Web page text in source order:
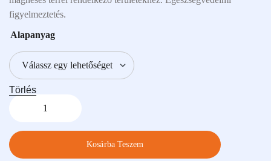
figyelmeztetés.
Alapanyag
Törlés
Kosárba Teszem